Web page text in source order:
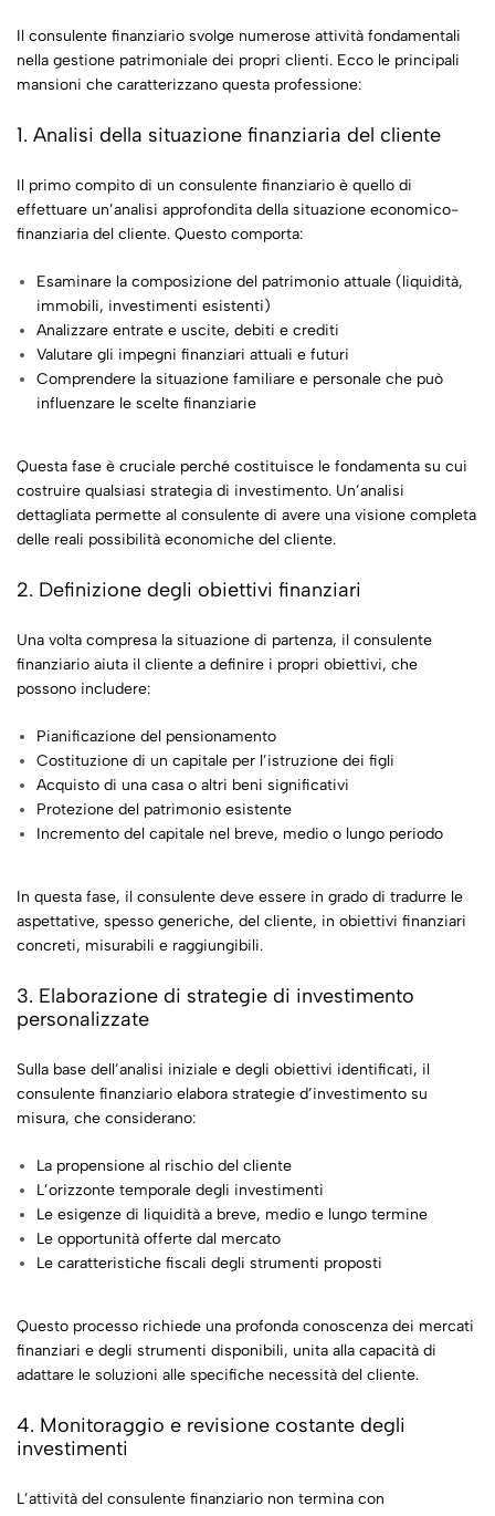
Il consulente finanziario svolge numerose attività fondamentali
nella gestione patrimoniale dei propri clienti. Ecco le principali
mansioni che caratterizzano questa professione:
1. Analisi della situazione finanziaria del cliente
Il primo compito di un consulente finanziario è quello di
effettuare un’analisi approfondita della situazione economico-
finanziaria del cliente. Questo comporta:
Esaminare la composizione del patrimonio attuale (liquidità,
immobili, investimenti esistenti)
Analizzare entrate e uscite, debiti e crediti
Valutare gli impegni finanziari attuali e futuri
Comprendere la situazione familiare e personale che può
influenzare le scelte finanziarie
Questa fase è cruciale perché costituisce le fondamenta su cui
costruire qualsiasi strategia di investimento. Un’analisi
dettagliata permette al consulente di avere una visione completa
delle reali possibilità economiche del cliente.
2. Definizione degli obiettivi finanziari
Una volta compresa la situazione di partenza, il consulente
finanziario aiuta il cliente a definire i propri obiettivi, che
possono includere:
Pianificazione del pensionamento
Costituzione di un capitale per l’istruzione dei figli
Acquisto di una casa o altri beni significativi
Protezione del patrimonio esistente
Incremento del capitale nel breve, medio o lungo periodo
In questa fase, il consulente deve essere in grado di tradurre le
aspettative, spesso generiche, del cliente, in obiettivi finanziari
concreti, misurabili e raggiungibili.
3. Elaborazione di strategie di investimento
personalizzate
Sulla base dell’analisi iniziale e degli obiettivi identificati, il
consulente finanziario elabora strategie d’investimento su
misura, che considerano:
La propensione al rischio del cliente
L’orizzonte temporale degli investimenti
Le esigenze di liquidità a breve, medio e lungo termine
Le opportunità offerte dal mercato
Le caratteristiche fiscali degli strumenti proposti
Questo processo richiede una profonda conoscenza dei mercati
finanziari e degli strumenti disponibili, unita alla capacità di
adattare le soluzioni alle specifiche necessità del cliente.
4. Monitoraggio e revisione costante degli
investimenti
L’attività del consulente finanziario non termina con